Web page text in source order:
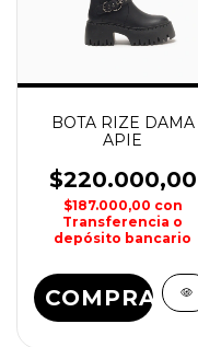
BOTA RIZE DAMA
APIE
$220.000,00
$187.000,00 con
Transferencia o
depósito bancario
COMPRAR